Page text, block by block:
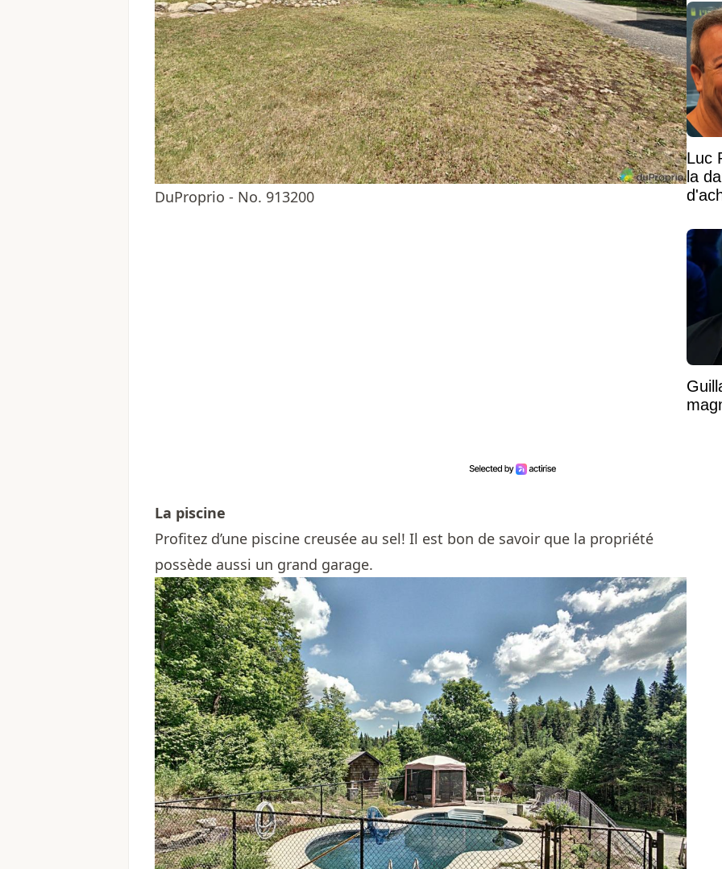
DuProprio - No. 913200
La piscine
Profitez d’une piscine creusée au sel! Il est bon de savoir que la propriété
possède aussi un grand garage.
Luc
la